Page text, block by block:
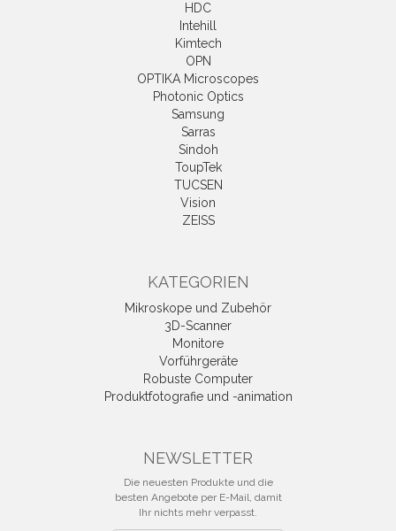
HDC
Intehill
Kimtech
OPN
OPTIKA Microscopes
Photonic Optics
Samsung
Sarras
Sindoh
ToupTek
TUCSEN
Vision
ZEISS
KATEGORIEN
Mikroskope und Zubehör
3D-Scanner
Monitore
Vorführgeräte
Robuste Computer
Produktfotografie und -animation
NEWSLETTER
Die neuesten Produkte und die
besten Angebote per E-Mail, damit
Ihr nichts mehr verpasst.